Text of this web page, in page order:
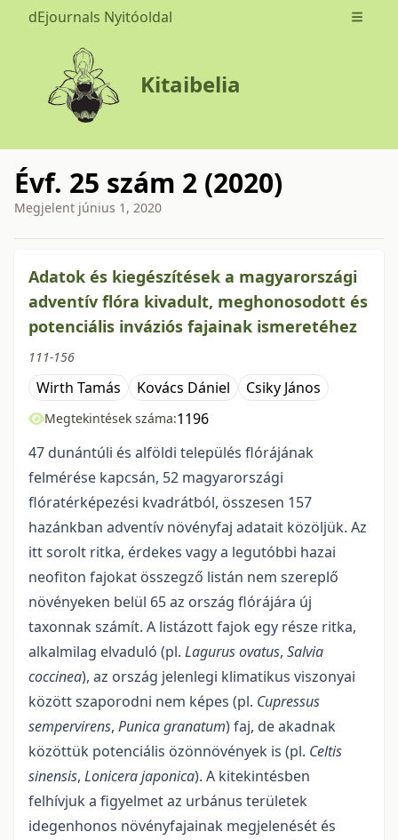
dEjournals Nyitóoldal Open
Kitaibelia
Évf. 25 szám 2 (2020)
Megjelent június 1, 2020
Adatok és kiegészítések a magyarországi
adventív flóra kivadult, meghonosodott és
potenciális inváziós fajainak ismeretéhez
111-156
Wirth Tamás Kovács Dániel Csiky János
Megtekintések száma:1196
47 dunántúli és alföldi település flórájának
felmérése kapcsán, 52 magyarországi
flóratérképezési kvadrátból, összesen 157
hazánkban adventív növényfaj adatait közöljük. Az
itt sorolt ritka, érdekes vagy a legutóbbi hazai
neofiton fajokat összegző listán nem szereplő
növényeken belül 65 az ország flórájára új
taxonnak számít. A listázott fajok egy része ritka,
alkalmilag elvaduló (pl. Lagurus ovatus, Salvia
coccinea), az ország jelenlegi klimatikus viszonyai
között szaporodni nem képes (pl. Cupressus
sempervirens, Punica granatum) faj, de akadnak
közöttük potenciális özönnövények is (pl. Celtis
sinensis, Lonicera japonica). A kitekintésben
felhívjuk a figyelmet az urbánus területek
idegenhonos növényfajainak megjelenését és